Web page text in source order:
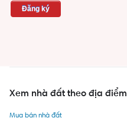
Xem nhà đất theo địa điểm
Mua bán nhà đất